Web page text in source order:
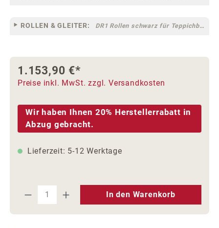
ROLLEN & GLEITER: DR1 Rollen schwarz für Teppichböden [10]
1.153,90 €*
Preise inkl. MwSt. zzgl. Versandkosten
Wir haben Ihnen 20% Herstellerrabatt in
Abzug gebracht.
Lieferzeit: 5-12 Werktage
Produkt Anzahl: Gib den
In den Warenkorb